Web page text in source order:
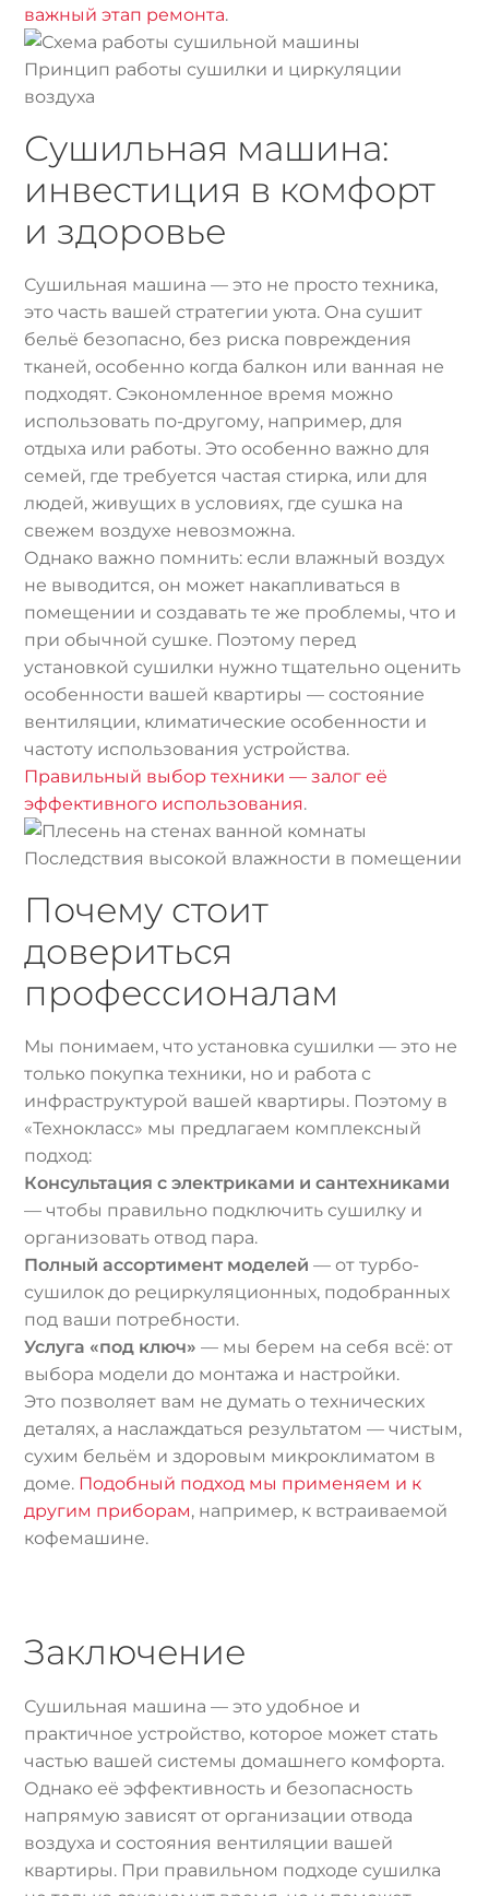
важный этап ремонта.
Принцип работы сушилки и циркуляции
воздуха
Сушильная машина:
инвестиция в комфорт
и здоровье
Сушильная машина — это не просто техника,
это часть вашей стратегии уюта. Она сушит
бельё безопасно, без риска повреждения
тканей, особенно когда балкон или ванная не
подходят. Сэкономленное время можно
использовать по-другому, например, для
отдыха или работы. Это особенно важно для
семей, где требуется частая стирка, или для
людей, живущих в условиях, где сушка на
свежем воздухе невозможна.
Однако важно помнить: если влажный воздух
не выводится, он может накапливаться в
помещении и создавать те же проблемы, что и
при обычной сушке. Поэтому перед
установкой сушилки нужно тщательно оценить
особенности вашей квартиры — состояние
вентиляции, климатические особенности и
частоту использования устройства.
Правильный выбор техники — залог её
эффективного использования.
Последствия высокой влажности в помещении
Почему стоит
довериться
профессионалам
Мы понимаем, что установка сушилки — это не
только покупка техники, но и работа с
инфраструктурой вашей квартиры. Поэтому в
«Технокласс» мы предлагаем комплексный
подход:
Консультация с электриками и сантехниками
— чтобы правильно подключить сушилку и
организовать отвод пара.
Полный ассортимент моделей — от турбо-
сушилок до рециркуляционных, подобранных
под ваши потребности.
Услуга «под ключ» — мы берем на себя всё: от
выбора модели до монтажа и настройки.
Это позволяет вам не думать о технических
деталях, а наслаждаться результатом — чистым,
сухим бельём и здоровым микроклиматом в
доме. Подобный подход мы применяем и к
другим приборам, например, к встраиваемой
кофемашине.
Заключение
Сушильная машина — это удобное и
практичное устройство, которое может стать
частью вашей системы домашнего комфорта.
Однако её эффективность и безопасность
напрямую зависят от организации отвода
воздуха и состояния вентиляции вашей
квартиры. При правильном подходе сушилка